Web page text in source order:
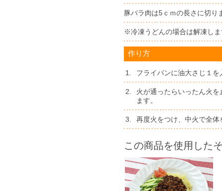
豚バラ肉は5ｃｍの長さに切り
※冷凍うどんの場合は解凍し
作り方
1. フライパンに油大さじ１
2.
火が通ったらいったん火
ます。
3. 再度火をつけ、中火で全
この商品を使用した